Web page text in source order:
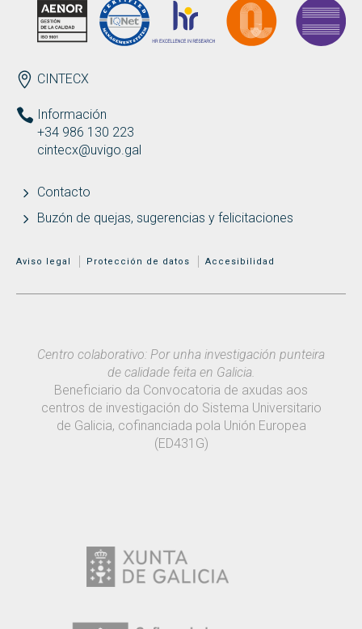
ENDEREZO ES
CINTECX
Información
+34 986 130 223
cintecx@uvigo.gal
Contacto
Buzón de quejas, sugerencias y felicitaciones
MENÚ ADICIONAL
Aviso legal Protección de datos Accesibilidad
Centro colaborativo: Por unha investigación punteira
de calidade feita en Galicia.
Beneficiario da Convocatoria de axudas aos
centros de investigación do Sistema Universitario
de Galicia, cofinanciada pola Unión Europea
(ED431G)